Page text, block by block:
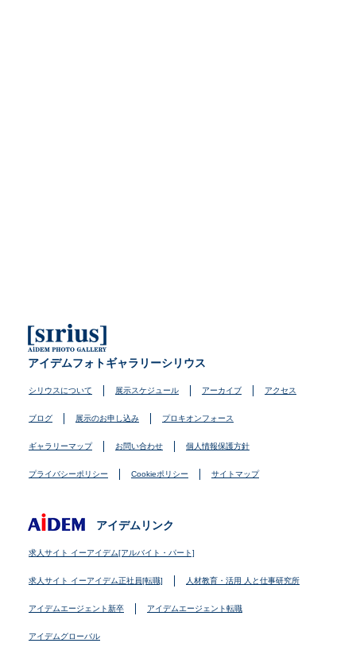
アイデムフォトギャラリーシリウス
シリウスについて 展示スケジュール アーカイブ アクセス
ブログ 展示のお申し込み プロキオンフォース
ギャラリーマップ お問い合わせ 個人情報保護方針
プライバシーポリシー Cookieポリシー サイトマップ
アイデムリンク
求人サイト イーアイデム[アルバイト・パート]
求人サイト イーアイデム正社員[転職] 人材教育・活用 人と仕事研究所
アイデムエージェント新卒 アイデムエージェント転職
アイデムグローバル